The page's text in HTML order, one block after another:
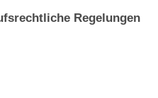
Regelungen